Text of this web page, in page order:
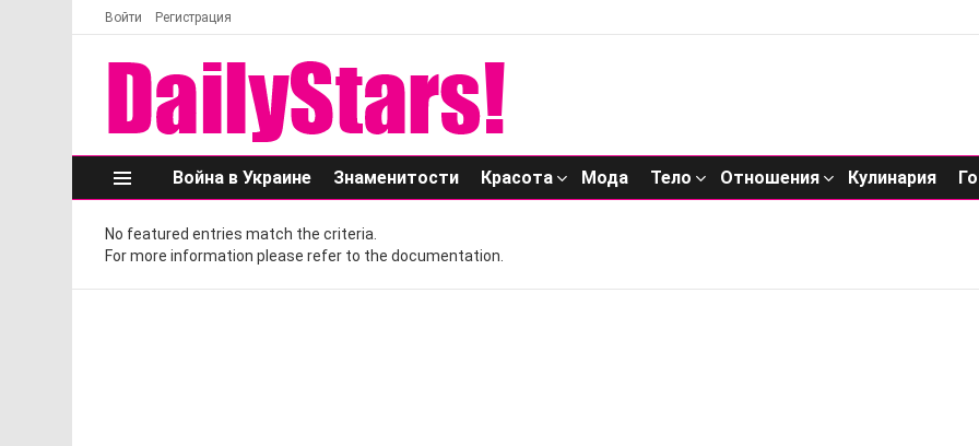
Войти Регистрация
Меню
Война в Украине Знаменитости Красота Мода Тело Отношения Кулинария
No featured entries match the criteria.
For more information please refer to the documentation.